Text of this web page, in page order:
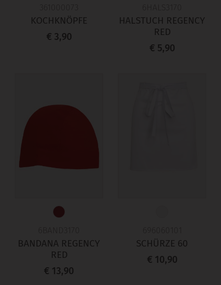
KOCHKNÖPFE
€ 3,90
HALSTUCH REGENCY
RED
€ 5,90
BANDANA REGENCY
RED
€ 13,90
SCHÜRZE 60
€ 10,90